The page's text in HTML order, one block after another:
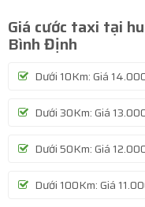
Giá cước taxi tại
Bình Định
Dưới 10Km: Giá
Dưới 30Km: Giá
Dưới 50Km: Giá
Dưới 100Km: Giá